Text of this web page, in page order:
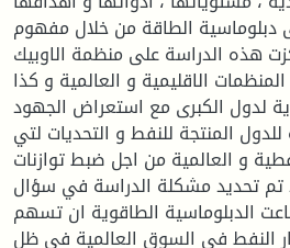
دبلوماسية الطاقة من خلال مفهوم
هذه الدراسة على منظمة الاوبيك
الاقليمية و العالمية و كذا
لدول الكبرى مع استعراض الجهود
المنتجة للنفط و التحديات لتي
و العالمية من اجل ضبط توازنات
تم تحديد مشكلة الدراسة في سؤال
الدبلوماسية الطاقوية ان تسهم
النفط في السوق العالمية في ظل